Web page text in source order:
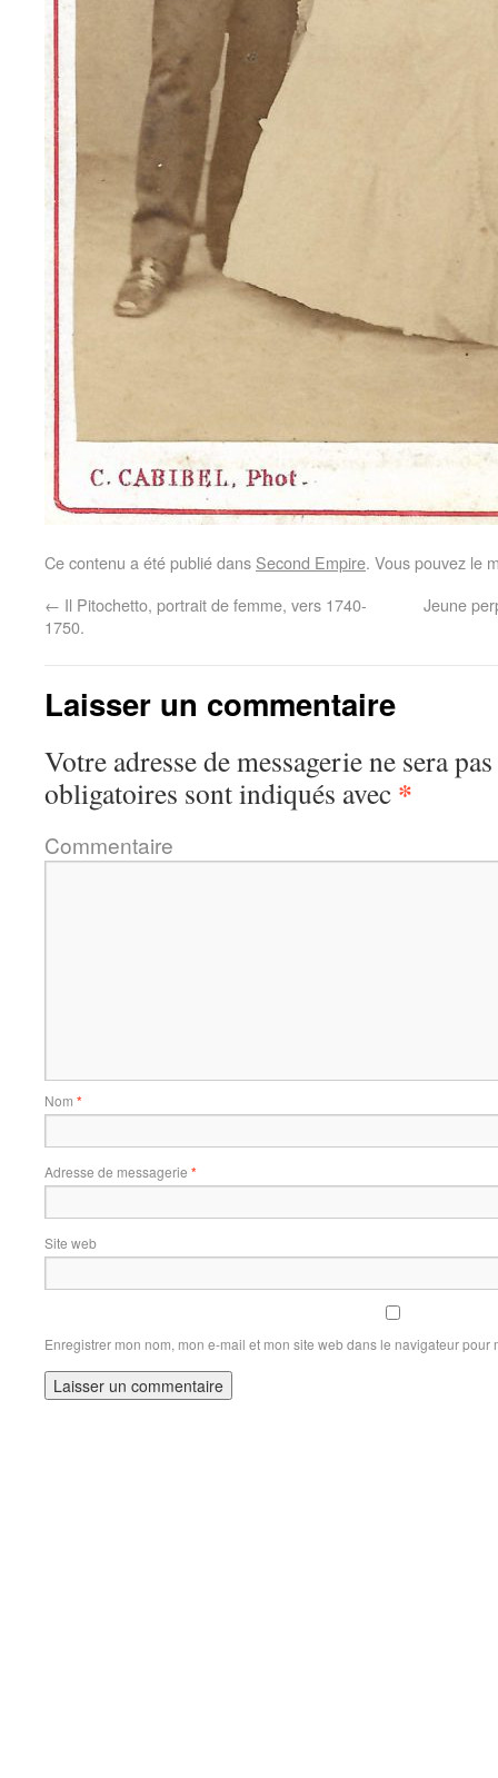
Ce contenu a été publié dans Second Empire. Vous pouvez le
← Il Pitochetto, portrait de femme, vers 1740-
1750.
Jeune
Laisser un commentaire
Votre adresse de messagerie ne sera
obligatoires sont indiqués avec *
Commentaire
Nom *
Adresse de messagerie *
Site web
Enregistrer mon nom, mon e-mail et mon site web dans le navigateur pour